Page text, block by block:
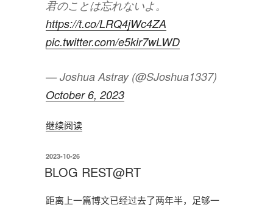
君のことは忘れないよ。
https://t.co/LRQ4jWc4ZA
pic.twitter.com/e5kir7wLWD
— Joshua Astray (@SJoshua1337)
October 6, 2023
继续阅读“全
脚
旅”
发
布
于
2023-10-26
BLOG REST@RT
距离上一篇博文已经过去了两年半，足够一